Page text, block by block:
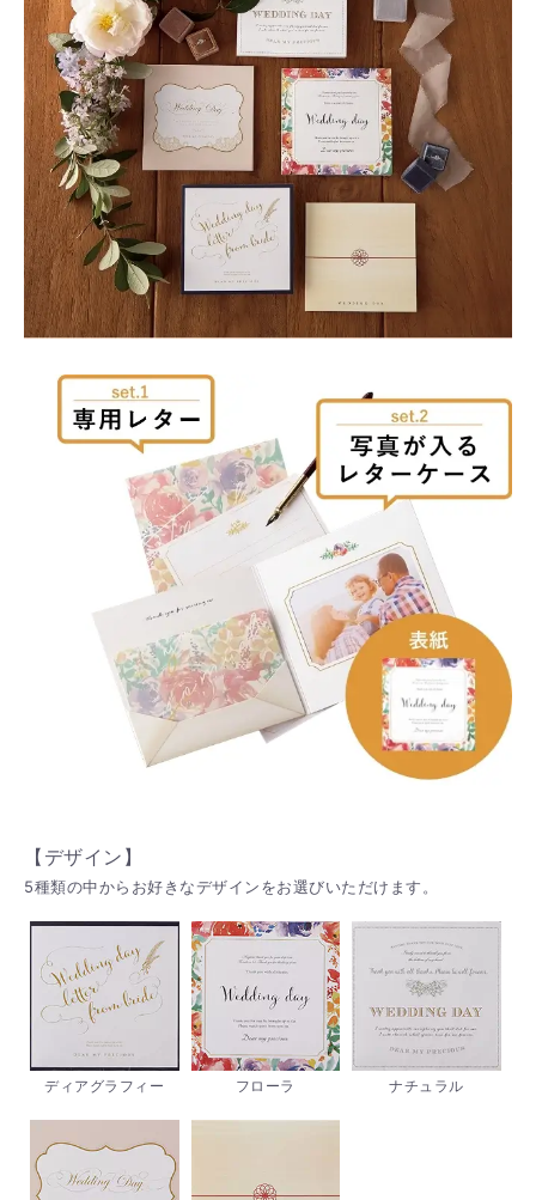
【デザイン】
5種類の中からお好きなデザインをお選びいただけます。
ディアグラフィー フローラ ナチュラル